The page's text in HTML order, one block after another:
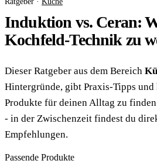
Induktion vs. Ceran:
Kochfeld-Technik zu
Dieser Ratgeber aus dem Bereich
Hintergründe, gibt Praxis-Tipps
Produkte für deinen Alltag zu
- in der Zwischenzeit findest du
Empfehlungen.
Passende Produkte